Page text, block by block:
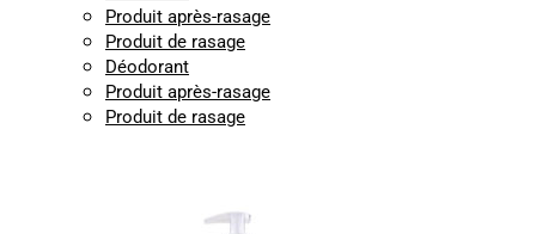
Produit après-rasage
Produit de rasage
Déodorant
Produit après-rasage
Produit de rasage